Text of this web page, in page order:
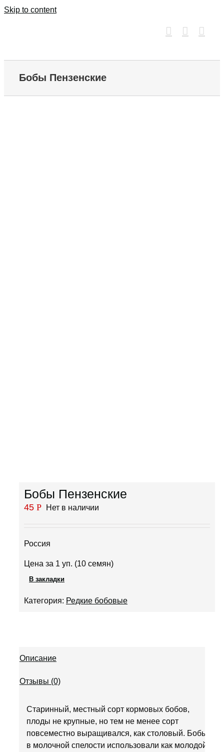
Skip to content
Бобы Пензенские
Бобы Пензенские
45 Р Нет в наличии
Россия
Цена за 1 уп. (10 семян)
В закладки
Категория: Редкие бобовые
Описание
Отзывы (0)
Старинный, местный сорт кормовых бобов,
плоды не крупные, но тем не менее сорт
повсеместно выращивался, как столовый. Бобы
в молочной спелости использовали как молодой